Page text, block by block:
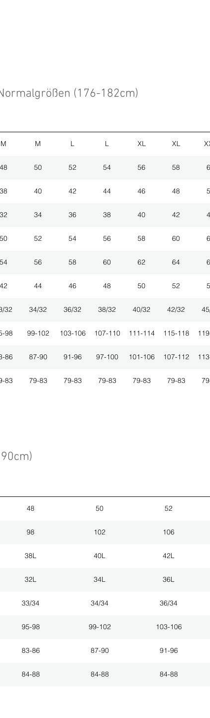
(176-182cm)
M M L L XL XL
48 50 52 54 56 58
38 40 42 44 46 48
32 34 36 38 40 42
50 52 54 56 58 60
54 56 58 60 62 64
42 44 46 48 50 52
32 34/32 36/32 38/32 40/32 42/32
98 99-102 103-106 107-110 111-114 115-118
86 87-90 91-96 97-100 101-106 107-112
83 79-83 79-83 79-83 79-83 79-83
48 50 52
98 102 106
38L 40L 42L
32L 34L 36L
33/34 34/34 36/34
95-98 99-102 103-106
83-86 87-90 91-96
84-88 84-88 84-88